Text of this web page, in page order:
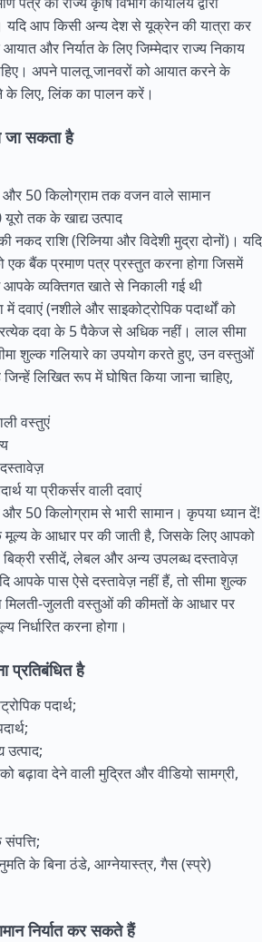
यदि आप किसी अन्य देश से यूक्रेन की यात्रा कर
और निर्यात के लिए जिम्मेदार राज्य निकाय
चाहिए। अपने पालतू जानवरों को आयात करने के
के लिए, लिंक का पालन करें।
जा सकता है
50 किलोग्राम तक वजन वाले सामान
तक के खाद्य उत्पाद
राशि (रिव्निया और विदेशी मुद्रा दोनों)। यदि
एक बैंक प्रमाण पत्र प्रस्तुत करना होगा जिसमें
आपके व्यक्तिगत खाते से निकाली गई थी
में दवाएं (नशीले और साइकोट्रोपिक पदार्थों को
दवा के 5 पैकेज से अधिक नहीं। लाल सीमा
शुल्क गलियारे का उपयोग करते हुए, उन वस्तुओं
लिखित रूप में घोषित किया जाना चाहिए,
वस्तुएं
या प्रीकर्सर वाली दवाएं
50 किलोग्राम से भारी सामान। कृपया ध्यान दें!
के आधार पर की जाती है, जिसके लिए आपको
बिक्री रसीदें, लेबल और अन्य उपलब्ध दस्तावेज़
आपके पास ऐसे दस्तावेज़ नहीं हैं, तो सीमा शुल्क
मिलती-जुलती वस्तुओं की कीमतों के आधार पर
करना होगा।
प्रतिबंधित है
पदार्थ;
उत्पाद;
बढ़ावा देने वाली मुद्रित और वीडियो सामग्री,
के बिना ठंडे, आग्नेयास्त्र, गैस (स्प्रे)
निर्यात कर सकते हैं